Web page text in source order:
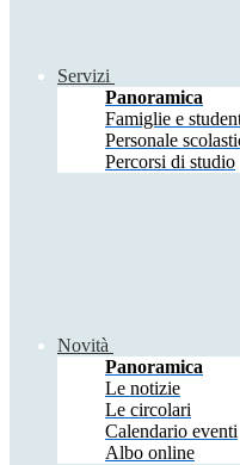
Servizi
Panoramica
Famiglie e
Personale
Percorsi di studio
Novità
Panoramica
Le notizie
Le circolari
Calendario eventi
Albo online